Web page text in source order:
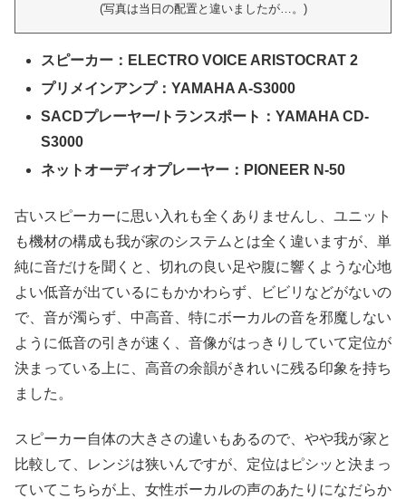
(写真は当日の配置と違いましたが…。)
スピーカー：ELECTRO VOICE ARISTOCRAT 2
プリメインアンプ：YAMAHA A-S3000
SACDプレーヤー/トランスポート：YAMAHA CD-
S3000
ネットオーディオプレーヤー ： PIONEER N-50
古いスピーカーに思い入れも全くありませんし、ユニット
も機材の構成も我が家のシステムとは全く違いますが、単
純に音だけを聞くと、切れの良い足や腹に響くような心地
よい低音が出ているにもかかわらず、ビビリなどがないの
で、音が濁らず、中高音、特にボーカルの音を邪魔しない
ように低音の引きが速く、音像がはっきりしていて定位が
決まっている上に、高音の余韻がきれいに残る印象を持ち
ました。
スピーカー自体の大きさの違いもあるので、やや我が家と
比較して、レンジは狭いんですが、定位はピシッと決まっ
ていてこちらが上、女性ボーカルの声のあたりになだらか